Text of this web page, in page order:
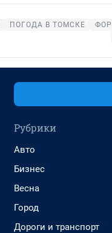
ПОГОДА В ТОМСКЕ
Рубрики
Авто
Бизнес
Весна
Город
Дороги и транспорт